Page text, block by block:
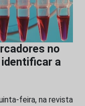
no
a
feira, na revista